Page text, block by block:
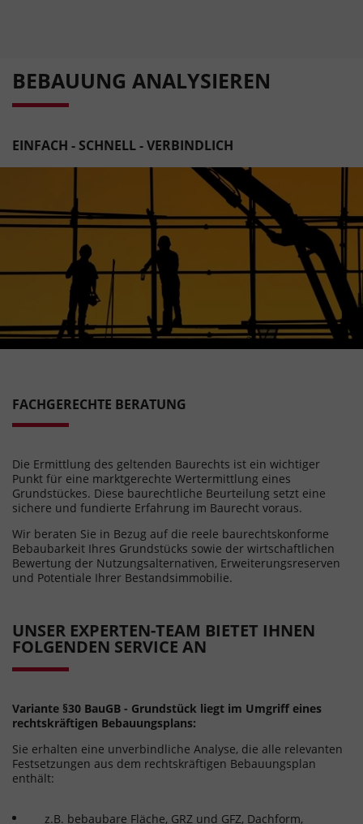
BEBAUUNG ANALYSIEREN
EINFACH - SCHNELL - VERBINDLICH
FACHGERECHTE BERATUNG
Die Ermittlung des geltenden Baurechts ist ein wichtiger
Punkt für eine marktgerechte Wertermittlung eines
Grundstückes. Diese baurechtliche Beurteilung setzt eine
sichere und fundierte Erfahrung im Baurecht voraus.
Wir beraten Sie in Bezug auf die reele baurechtskonforme
Bebaubarkeit Ihres Grundstücks sowie der wirtschaftlichen
Bewertung der Nutzungsalternativen, Erweiterungsreserven
und Potentiale Ihrer Bestandsimmobilie.
UNSER EXPERTEN-TEAM BIETET IHNEN
FOLGENDEN SERVICE AN
Variante §30 BauGB - Grundstück liegt im Umgriff eines
rechtskräftigen Bebauungsplans:
Sie erhalten eine unverbindliche Analyse, die alle relevanten
Festsetzungen aus dem rechtskräftigen Bebauungsplan
enthält:
z.B. bebaubare Fläche, GRZ und GFZ, Dachform,